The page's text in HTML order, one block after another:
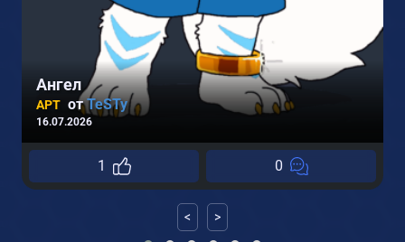
Ангел
АРТ отTeSTy
16.07.2026
1 0
< >